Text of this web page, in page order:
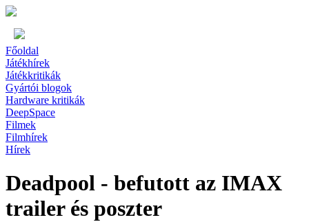
Főoldal
Játékhírek
Játékkritikák
Gyártói blogok
Hardware kritikák
DeepSpace
Filmek
Filmhírek
Hírek
Deadpool - befutott az IMAX
trailer és poszter